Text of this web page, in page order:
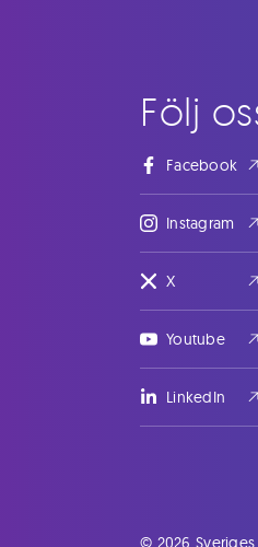
Följ
Facebook
Instagram
X
Youtube
LinkedIn
© 2026